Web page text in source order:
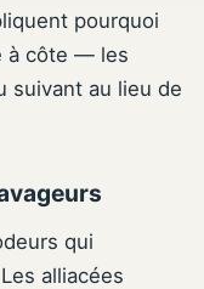
pourquoi
à côte — les
suivant au lieu de
qui
alliacées